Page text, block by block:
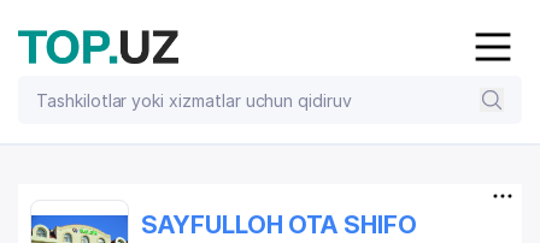
SAYFULLOH OTA SHIFO